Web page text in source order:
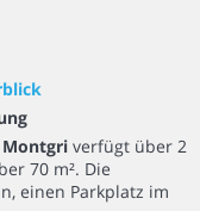
Montgri verfügt über 2
70 m². Die
einen Parkplatz im